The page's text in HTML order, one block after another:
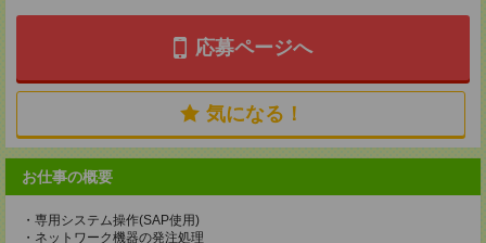
応募ページへ
気になる！
お仕事の概要
・専用システム操作(SAP使用)
・ネットワーク機器の発注処理